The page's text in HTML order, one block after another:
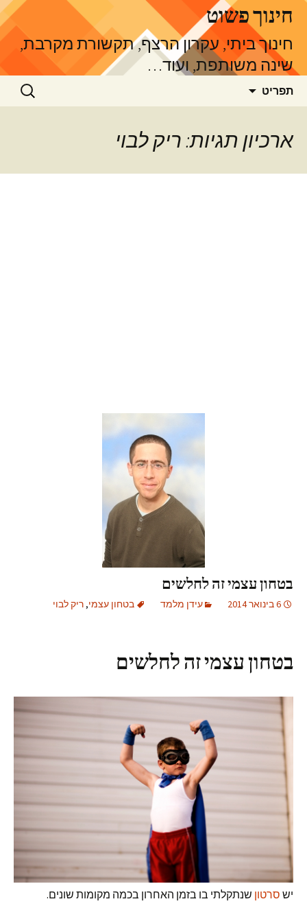
לדלג
לתוכןחינוך פשוט
חינוך ביתי, עקרון הרצף, תקשורת מקרבת,
שינה משותפת, ועוד…
תפריט חיפוש:
ארכיון תגיות: ריק לבוי
בטחון עצמי זה לחלשים
6 בינואר 2014 עידן מלמד בטחון עצמי, ריק לבוי
בטחון עצמי זה לחלשים
יש סרטון שנתקלתי בו בזמן האחרון בכמה מקומות שונים.